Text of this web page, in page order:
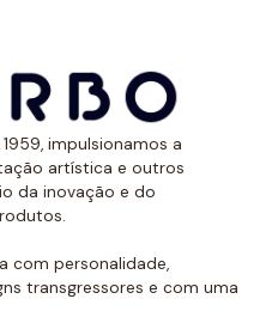
impulsionamos a
artística e outros
da inovação e do
com personalidade,
transgressores e com uma